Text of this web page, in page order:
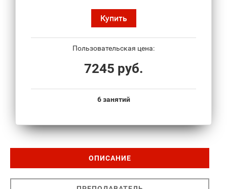
Купить
Пользовательская цена:
7245 руб.
6 занятий
ОПИСАНИЕ